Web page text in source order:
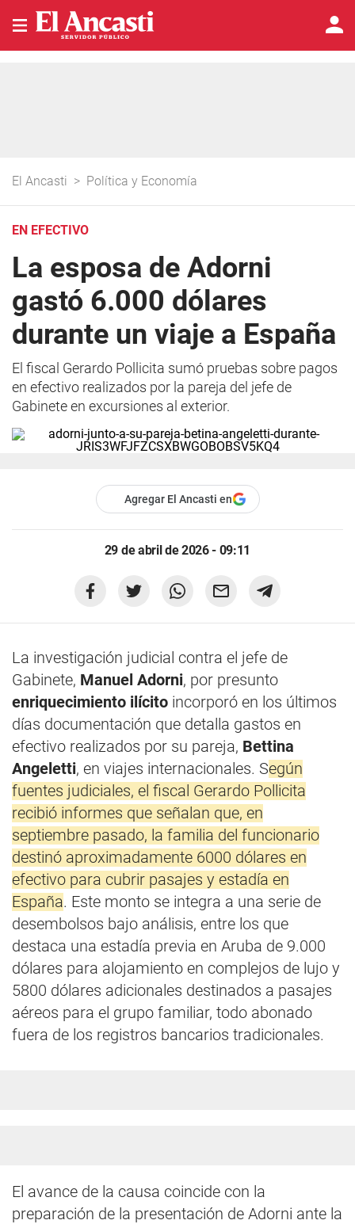
El Ancasti > Política y Economía
EN EFECTIVO
La esposa de Adorni
gastó 6.000 dólares
durante un viaje a España
El fiscal Gerardo Pollicita sumó pruebas sobre pagos
en efectivo realizados por la pareja del jefe de
Gabinete en excursiones al exterior.
Agregar El Ancasti en
29 de abril de 2026 - 09:11
La investigación judicial contra el jefe de
Gabinete, Manuel Adorni, por presunto
enriquecimiento ilícito incorporó en los últimos
días documentación que detalla gastos en
efectivo realizados por su pareja, Bettina
Angeletti, en viajes internacionales. Según
fuentes judiciales, el fiscal Gerardo Pollicita
recibió informes que señalan que, en
septiembre pasado, la familia del funcionario
destinó aproximadamente 6000 dólares en
efectivo para cubrir pasajes y estadía en
España. Este monto se integra a una serie de
desembolsos bajo análisis, entre los que
destaca una estadía previa en Aruba de 9.000
dólares para alojamiento en complejos de lujo y
5800 dólares adicionales destinados a pasajes
aéreos para el grupo familiar, todo abonado
fuera de los registros bancarios tradicionales.
El avance de la causa coincide con la
preparación de la presentación de Adorni ante la